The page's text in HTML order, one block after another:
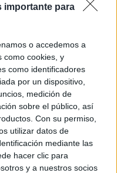
importante para
o accedemos a
como cookies, y
como identificadores
por un dispositivo,
medición de
sobre el público, así
Con su permiso,
utilizar datos de
mediante las
hacer clic para
y a nuestros socios